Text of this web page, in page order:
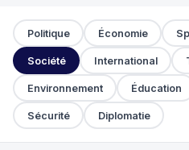
Politique Économie
Société International
Environnement Éducation
Sécurité Diplomatie